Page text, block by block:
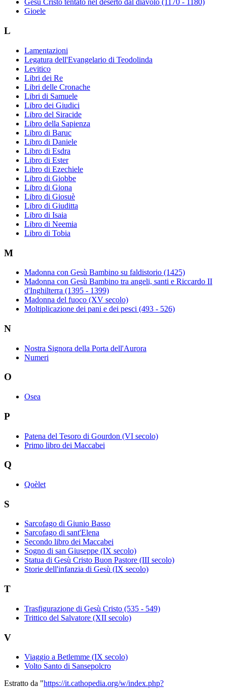
Gesù Cristo tentato nel deserto dal diavolo (1170 - 1180)
Gioele
L
Lamentazioni
Legatura dell'Evangelario di Teodolinda
Levitico
Libri dei Re
Libri delle Cronache
Libri di Samuele
Libro dei Giudici
Libro del Siracide
Libro della Sapienza
Libro di Baruc
Libro di Daniele
Libro di Esdra
Libro di Ester
Libro di Ezechiele
Libro di Giobbe
Libro di Giona
Libro di Giosuè
Libro di Giuditta
Libro di Isaia
Libro di Neemia
Libro di Tobia
M
Madonna con Gesù Bambino su faldistorio (1425)
Madonna con Gesù Bambino tra angeli, santi e Riccardo II
d'Inghilterra (1395 - 1399)
Madonna del fuoco (XV secolo)
Moltiplicazione dei pani e dei pesci (493 - 526)
N
Nostra Signora della Porta dell'Aurora
Numeri
O
Osea
P
Patena del Tesoro di Gourdon (VI secolo)
Primo libro dei Maccabei
Q
Qoèlet
S
Sarcofago di Giunio Basso
Sarcofago di sant'Elena
Secondo libro dei Maccabei
Sogno di san Giuseppe (IX secolo)
Statua di Gesù Cristo Buon Pastore (III secolo)
Storie dell'infanzia di Gesù (IX secolo)
T
Trasfigurazione di Gesù Cristo (535 - 549)
Trittico del Salvatore (XII secolo)
V
Viaggio a Betlemme (IX secolo)
Volto Santo di Sansepolcro
Estratto da "https://it.cathopedia.org/w/index.php?